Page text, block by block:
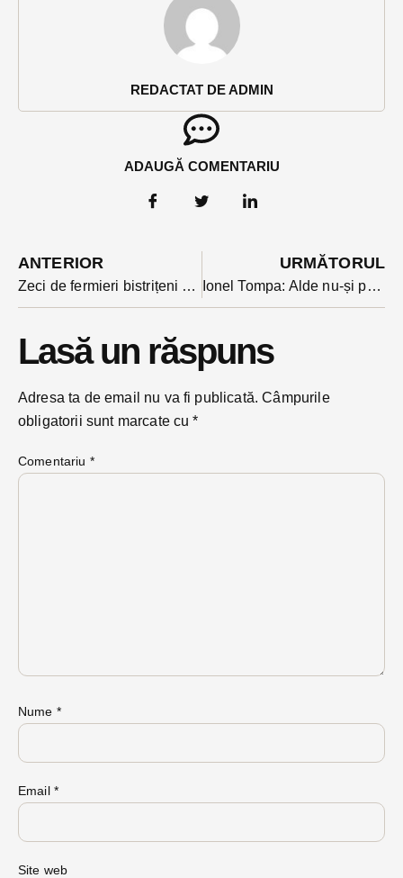
REDACTAT DE ADMIN
ADAUGĂ COMENTARIU
ANTERIOR
Zeci de fermieri bistrițeni aplică pentru subvenția de 3000 de euro la tomate. Banii vin doar după ce ce demonstrează că au vândut 2 tone
URMĂTORUL
Ionel Tompa: Alde nu-și permite plecări acuma. Că nu e PSD, să dea afară 5 parlamentari și să nu simtă
Lasă un răspuns
Adresa ta de email nu va fi publicată. Câmpurile
obligatorii sunt marcate cu*
Comentariu *
Nume *
Email *
Site web